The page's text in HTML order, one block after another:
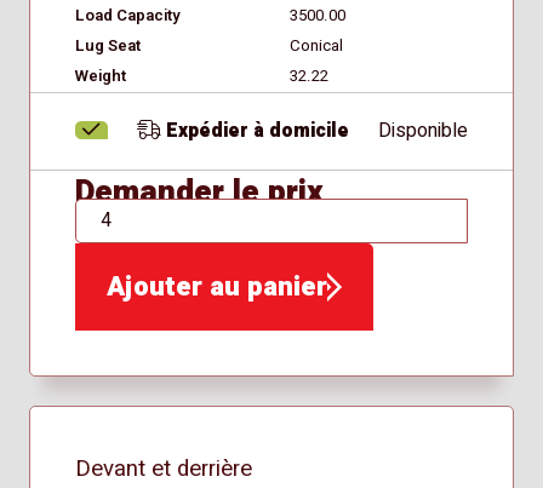
Load Capacity
3500.00
Lug Seat
Conical
Weight
32.22
Expédier à domicile Disponible
Demander le prix
QTÉ
Ajouter au panier
Devant et derrière